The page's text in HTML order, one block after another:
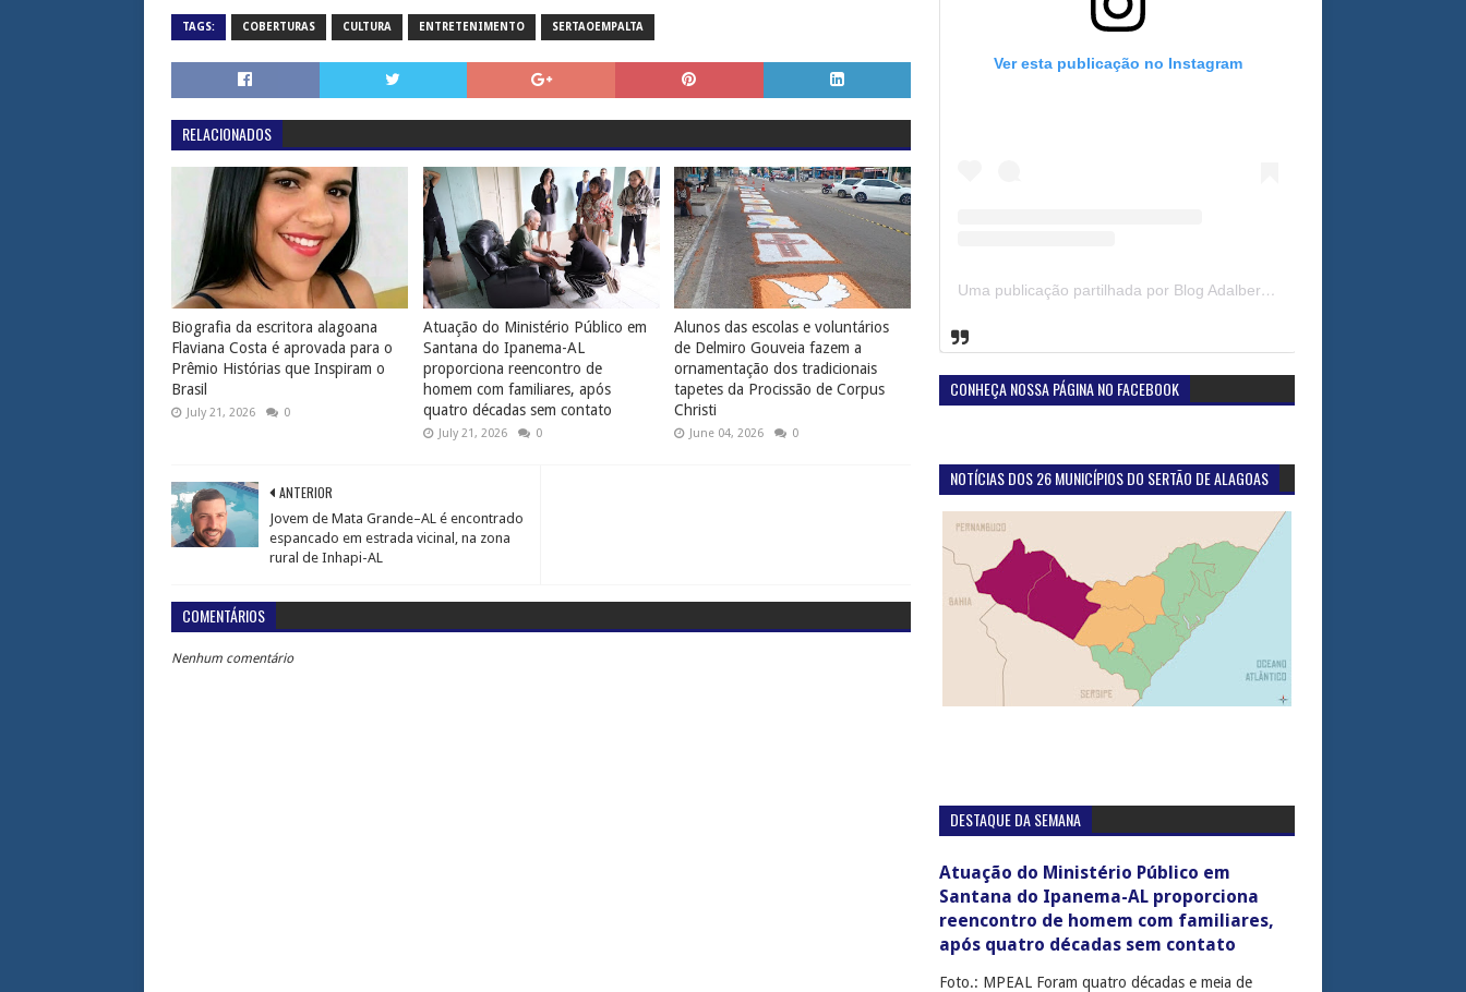
TAGS: COBERTURAS CULTURA ENTRETENIMENTO SERTAOEMPALTA
RELACIONADOS
Biografia da escritora alagoana
Flaviana Costa é aprovada para o
Prêmio Histórias que Inspiram o
Brasil
July 21, 2026 0
Atuação do Ministério Público em
Santana do Ipanema-AL
proporciona reencontro de
homem com familiares, após
quatro décadas sem contato
July 21, 2026 0
Alunos das escolas e voluntários
de Delmiro Gouveia fazem a
ornamentação dos tradicionais
tapetes da Procissão de Corpus
Christi
June 04, 2026 0
ANTERIOR
Jovem de Mata Grande–AL é encontrado
espancado em estrada vicinal, na zona
rural de Inhapi-AL
COMENTÁRIOS
Nenhum comentário
Ver esta publicação no Instagram
Uma publicação partilhada por Blog Adalberto Gomes Noticias (@blogadalbertogomesnoticiass)
CONHEÇA NOSSA PÁGINA NO FACEBOOK
NOTÍCIAS DOS 26 MUNICÍPIOS DO SERTÃO DE ALAGOAS
DESTAQUE DA SEMANA
Atuação do Ministério Público em
Santana do Ipanema-AL proporciona
reencontro de homem com familiares,
após quatro décadas sem contato
Foto.: MPEAL Foram quatro décadas e meia de